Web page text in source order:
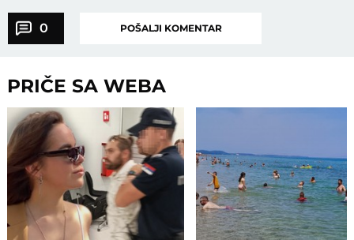
0 POŠALJI KOMENTAR
PRIČE SA WEBA